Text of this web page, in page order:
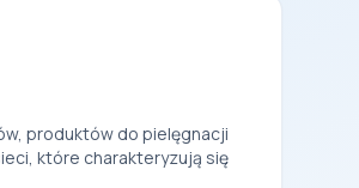
produktów do pielęgnacji
które charakteryzują się